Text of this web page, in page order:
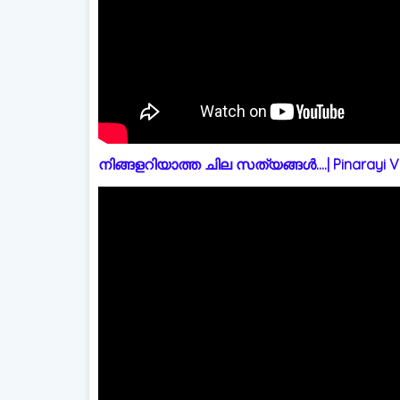
നിങ്ങളറിയാത്ത ചില സത്യങ്ങൾ....| Pinarayi